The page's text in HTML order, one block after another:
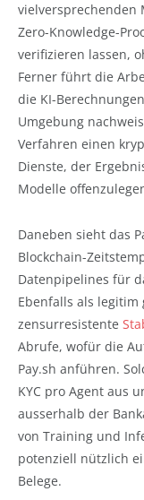
vielversprechenden
Zero-Knowledge-
verifizieren lassen,
Ferner führt die
die KI-
Umgebung
Verfahren einen
Dienste, der
Modelle
Daneben sieht das
Blockchain-
Datenpipelines für
Ebenfalls als
zensurresistente
Abrufe, wofür die
Pay.sh anführen.
KYC pro Agent aus
ausserhalb der
von Training und
potenziell nützlich
Belege.